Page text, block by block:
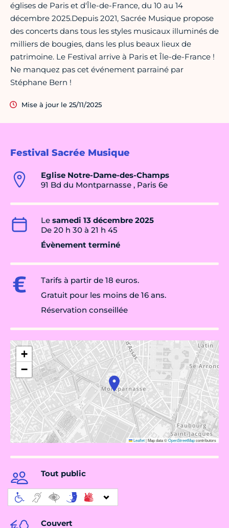
Festival Sacrée Musique
Eglise Notre-Dame-des-Champs
91 Bd du Montparnasse , Paris 6e
Le samedi 13 décembre 2025
De 20 h 30 à 21 h 45
Évènement terminé
Tarifs à partir de 18 euros.
Gratuit pour les moins de 16 ans.
Réservation conseillée
+
−
Leaflet|Map data ©OpenStreetMapcontributors
Tout public
Couvert
églises de Paris et d'Île-de-France, du 10 au 14
décembre 2025.Depuis 2021, Sacrée Musique propose
des concerts dans tous les styles musicaux illuminés de
milliers de bougies, dans les plus beaux lieux de
patrimoine. Le Festival arrive à Paris et Île-de-France !
Ne manquez pas cet événement parrainé par
Stéphane Bern !
Mise à jour le 25/11/2025